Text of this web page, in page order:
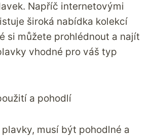
Napříč internetovými
široká nabídka kolekcí
si můžete prohlédnout a najít
vhodné pro váš typ
a pohodlí
plavky, musí být pohodlné a